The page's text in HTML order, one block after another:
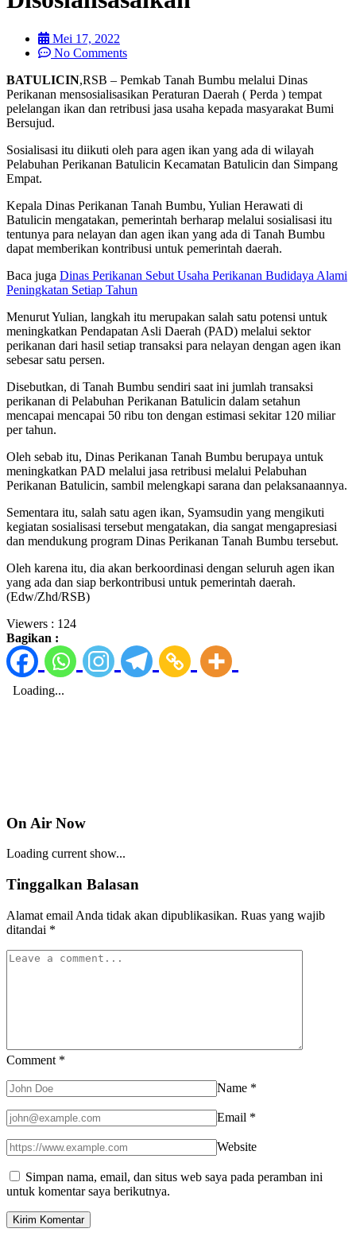
Mei 17, 2022
No Comments
BATULICIN,RSB – Pemkab Tanah Bumbu melalui Dinas
Perikanan mensosialisasikan Peraturan Daerah ( Perda ) tempat
pelelangan ikan dan retribusi jasa usaha kepada masyarakat Bumi
Bersujud.
Sosialisasi itu diikuti oleh para agen ikan yang ada di wilayah
Pelabuhan Perikanan Batulicin Kecamatan Batulicin dan Simpang
Empat.
Kepala Dinas Perikanan Tanah Bumbu, Yulian Herawati di
Batulicin mengatakan, pemerintah berharap melalui sosialisasi itu
tentunya para nelayan dan agen ikan yang ada di Tanah Bumbu
dapat memberikan kontribusi untuk pemerintah daerah.
Baca juga Dinas Perikanan Sebut Usaha Perikanan Budidaya Alami
Peningkatan Setiap Tahun
Menurut Yulian, langkah itu merupakan salah satu potensi untuk
meningkatkan Pendapatan Asli Daerah (PAD) melalui sektor
perikanan dari hasil setiap transaksi para nelayan dengan agen ikan
sebesar satu persen.
Disebutkan, di Tanah Bumbu sendiri saat ini jumlah transaksi
perikanan di Pelabuhan Perikanan Batulicin dalam setahun
mencapai mencapai 50 ribu ton dengan estimasi sekitar 120 miliar
per tahun.
Oleh sebab itu, Dinas Perikanan Tanah Bumbu berupaya untuk
meningkatkan PAD melalui jasa retribusi melalui Pelabuhan
Perikanan Batulicin, sambil melengkapi sarana dan pelaksanaannya.
Sementara itu, salah satu agen ikan, Syamsudin yang mengikuti
kegiatan sosialisasi tersebut mengatakan, dia sangat mengapresiasi
dan mendukung program Dinas Perikanan Tanah Bumbu tersebut.
Oleh karena itu, dia akan berkoordinasi dengan seluruh agen ikan
yang ada dan siap berkontribusi untuk pemerintah daerah.
(Edw/Zhd/RSB)
Viewers : 124
Bagikan :
On Air Now
Loading current show...
Tinggalkan Balasan
Alamat email Anda tidak akan dipublikasikan. Ruas yang wajib
ditandai *
Comment *
Name *
Email *
Website
Simpan nama, email, dan situs web saya pada peramban ini
untuk komentar saya berikutnya.